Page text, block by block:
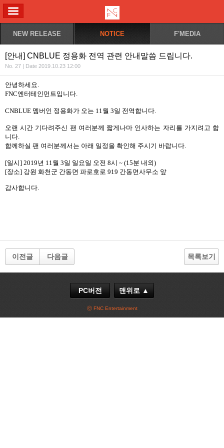
NEW RELEASE NOTICE F'MEDIA
[안내] CNBLUE 정용화 전역 관련 안내말씀 드립니다.
No. 27 | Date 2019.10.23 12:00
안녕하세요.
FNC엔터테인먼트입니다.
CNBLUE 멤버인 정용화가 오는 11월 3일 전역합니다.
오랜 시간 기다려주신 팬 여러분께 짧게나마 인사하는 자리를 가지려고 합
니다.
함께하실 팬 여러분께서는 아래 일정을 확인해 주시기 바랍니다.
[일시] 2019년 11월 3일 일요일 오전 8시 ~ (15분 내외)
[장소] 강원 화천군 간동면 파로호로 919 간동면사무소 앞
감사합니다.
이전글 다음글 목록보기
PC버전 맨위로 ▲
ⓒ FNC Entertainment